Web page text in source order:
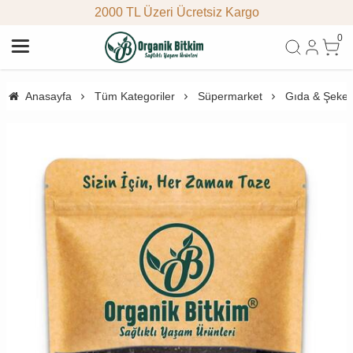
2000 TL Üzeri Ücretsiz Kargo
0
Anasayfa Tüm Kategoriler Süpermarket Gıda &